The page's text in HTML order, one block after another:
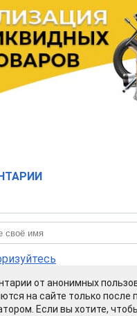
от анонимных
на сайте только после
Если вы хотите,